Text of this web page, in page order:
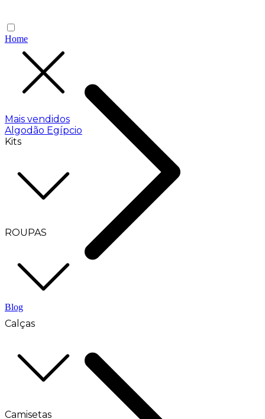
Mais vendidos
Algodão Egípcio
Kits
ROUPAS
Calças
Camisetas
Home
Blog